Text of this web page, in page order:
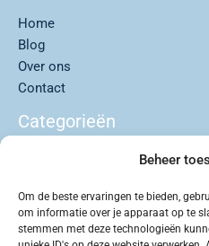
Beheer
Om de beste ervaringen te bieden,
om informatie over je apparaat op te
stemmen met deze technologieën
Home
Blog
Over ons
Contact
Categorieën
Lifestyle
Reizen & Roadtrips